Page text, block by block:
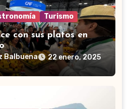
Turismo
con sus platos en
Balbuena 22 enero, 2025